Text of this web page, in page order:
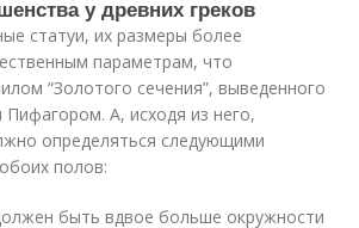
у древних греков
статуи, их размеры более
параметрам, что
“Золотого сечения”, выведенного
А, исходя из него,
определяться следующими
полов:
быть вдвое больше окружности